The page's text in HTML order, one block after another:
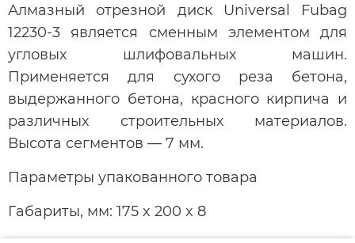
Алмазный отрезной диск Universal Fubag
12230-3 является сменным элементом для
угловых шлифовальных машин.
Применяется для сухого реза бетона,
выдержанного бетона, красного кирпича и
различных строительных материалов.
Высота сегментов — 7 мм.
Параметры упакованного товара
Габариты, мм: 175 x 200 x 8